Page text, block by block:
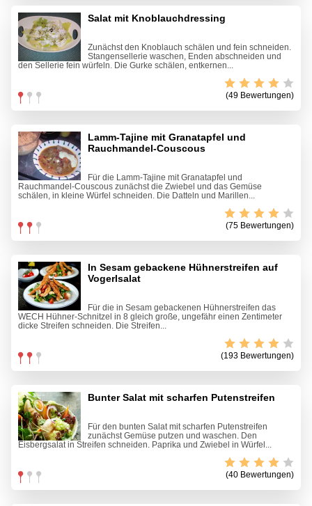
Salat mit Knoblauchdressing
Zunächst den Knoblauch schälen und fein schneiden.
Stangensellerie waschen, Enden abschneiden und
den Sellerie fein würfeln. Die Gurke schälen, entkernen...
(49 Bewertungen)
Lamm-Tajine mit Granatapfel und
Rauchmandel-Couscous
Für die Lamm-Tajine mit Granatapfel und
Rauchmandel-Couscous zunächst die Zwiebel und das Gemüse
schälen, in kleine Würfel schneiden. Die Datteln und Marillen...
(75 Bewertungen)
In Sesam gebackene Hühnerstreifen auf
Vogerlsalat
Für die in Sesam gebackenen Hühnerstreifen das
WECH Hühner-Schnitzel in 8 gleich große, ungefähr einen Zentimeter
dicke Streifen schneiden. Die Streifen...
(193 Bewertungen)
Bunter Salat mit scharfen Putenstreifen
Für den bunten Salat mit scharfen Putenstreifen
zunächst Gemüse putzen und waschen. Den
Eisbergsalat in Streifen schneiden. Paprika und Zwiebel in Würfel...
(40 Bewertungen)